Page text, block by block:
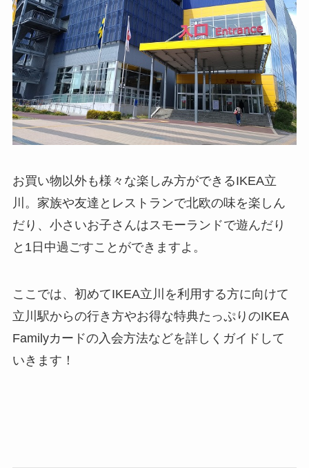
お買い物以外も様々な楽しみ方ができるIKEA立
川。家族や友達とレストランで北欧の味を楽しん
だり、小さいお子さんはスモーランドで遊んだり
と1日中過ごすことができますよ。
ここでは、初めてIKEA立川を利用する方に向けて
立川駅からの行き方やお得な特典たっぷりのIKEA
Familyカードの入会方法などを詳しくガイドして
いきます！